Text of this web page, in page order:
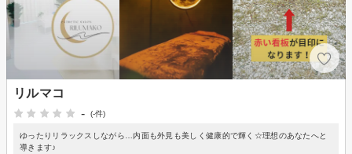
リルマコ
-
(-件)
ゆったりリラックスしながら…内面も外見も美しく健康的で輝く☆理想のあなたへと
導きます♪